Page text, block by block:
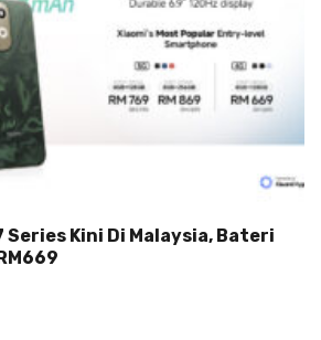
Series Kini Di Malaysia, Bateri